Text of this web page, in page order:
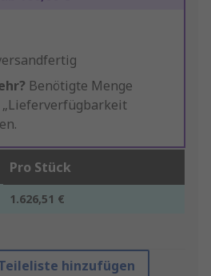
Benötigte Menge
Pro Stück
1.626,51 €
hinzufügen